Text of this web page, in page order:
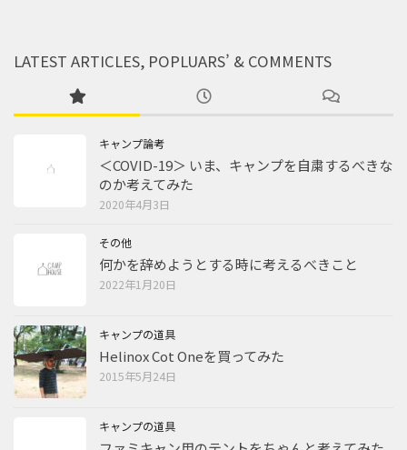
LATEST ARTICLES, POPLUARS’ & COMMENTS
キャンプ論考
＜COVID-19＞ いま、キャンプを自粛するべきな
のか考えてみた
2020年4月3日
その他
何かを辞めようとする時に考えるべきこと
2022年1月20日
キャンプの道具
Helinox Cot Oneを買ってみた
2015年5月24日
キャンプの道具